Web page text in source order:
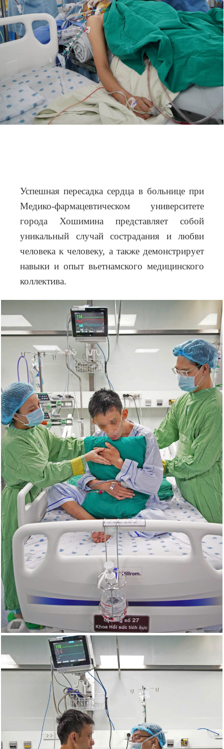
Успешная пересадка сердца в больнице при
Медико-фармацевтическом университете
города Хошимина представляет собой
уникальный случай сострадания и любви
человека к человеку, а также демонстрирует
навыки и опыт вьетнамского медицинского
коллектива.